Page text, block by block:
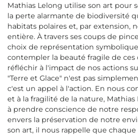
Mathias Lelong utilise son art pour
la perte alarmante de biodiversité
habitats polaires et, par extension,
entière. À travers ses coups de
choix de représentation
contempler la beauté fragile de ces
réfléchir à l'impact de nos actions
"Terre et Glace" n'est pas
c'est un appel à l'action. En nous
et à la fragilité de la nature,
à prendre conscience de notre
envers la préservation de notre
son art, il nous rappelle que